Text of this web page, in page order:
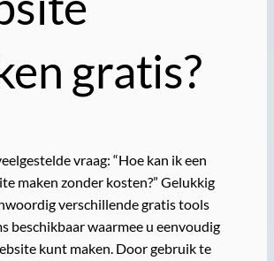
gratis?
vraag: “Hoe kan ik een
maken zonder kosten?” Gelukkig
verschillende gratis tools
beschikbaar waarmee u eenvoudig
kunt maken. Door gebruik te